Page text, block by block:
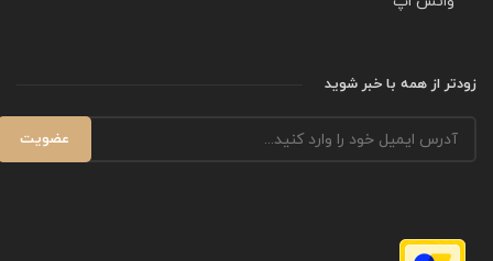
زودتر از همه با خبر شوید